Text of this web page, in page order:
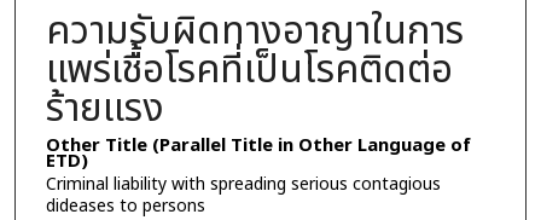
ความรับผิดทางอาญาในการ
แพร่เชื้อโรคที่เป็นโรคติดต่อ
ร้ายแรง
Other Title (Parallel Title in Other Language of
ETD)
Criminal liability with spreading serious contagious
dideases to persons